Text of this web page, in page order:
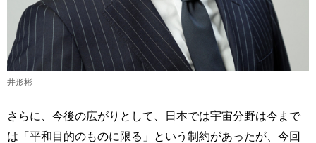
井形彬
さらに、今後の広がりとして、日本では宇宙分野は今まで
は「平和目的のものに限る」という制約があったが、今回